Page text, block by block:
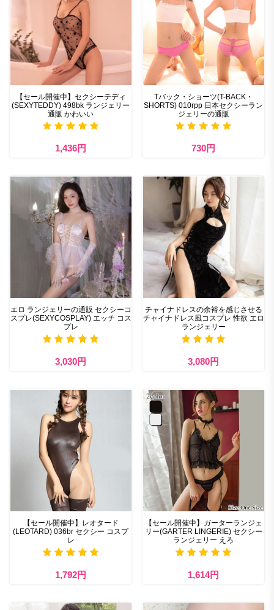
【セール開催中】セクシーテディ
(SEXYTEDDY) 498bk ランジェリー
通販 かわいい
1,436円
Tバック・ショーツ(T-BACK・
SHORTS) 010rpp 日本セクシーラン
ジェリーの通販
730円
エロ ランジェリーの通販 セクシーコ
スプレ(SEXYCOSPLAY) エッチ コス
プレ
3,030円
チャイナドレスの余裕を感じさせる
チャイナドレス風コスプレ 性欲 エロ
ランジェリー
3,080円
【セール開催中】レオタード
(LEOTARD) 036br セクシー コスプ
レ
1,792円
【セール開催中】ガーターランジェ
リー(GARTER LINGERIE) セクシー
ランジェリー えろ
1,614円